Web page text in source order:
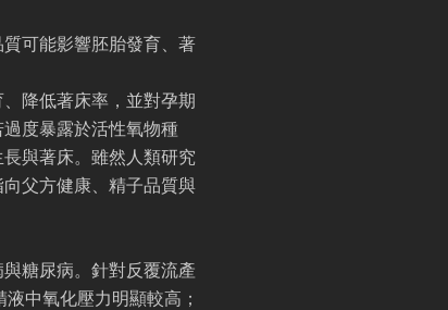
可能影響胚胎發育、著
降低著床率，並對孕期
度暴露於活性氧物種
與著床。雖然人類研究
父方健康、精子品質與
糖尿病。針對反覆流產
中氧化壓力明顯較高；